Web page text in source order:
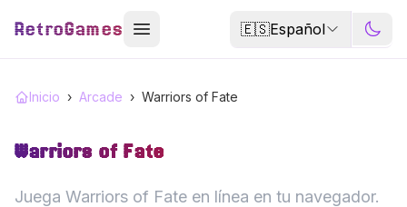
RetroGames 🇪🇸Español
Inicio › Arcade › Warriors of Fate
Warriors of Fate
Juega Warriors of Fate en línea en tu navegador.